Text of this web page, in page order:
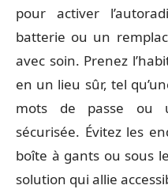
pour activer
batterie ou un
avec soin. Prenez
en un lieu sûr, tel
mots de passe ou
sécurisée. Évitez les
boîte à gants ou sous
solution qui allie